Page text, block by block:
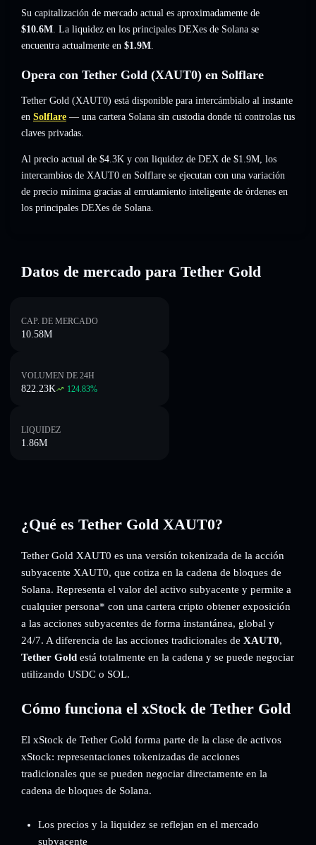
Su capitalización de mercado actual es aproximadamente de
$10.6M. La liquidez en los principales DEXes de Solana se
encuentra actualmente en $1.9M.
Opera con Tether Gold (XAUT0) en Solflare
Tether Gold (XAUT0) está disponible para intercámbialo al instante
en Solflare — una cartera Solana sin custodia donde tú controlas tus
claves privadas.
Al precio actual de $4.3K y con liquidez de DEX de $1.9M, los
intercambios de XAUT0 en Solflare se ejecutan con una variación
de precio mínima gracias al enrutamiento inteligente de órdenes en
los principales DEXes de Solana.
Datos de mercado para Tether Gold
CAP. DE MERCADO
10.58M
VOLUMEN DE 24H
822.23K 124.83%
LIQUIDEZ
1.86M
¿Qué es Tether Gold XAUT0?
Tether Gold XAUT0 es una versión tokenizada de la acción
subyacente XAUT0, que cotiza en la cadena de bloques de
Solana. Representa el valor del activo subyacente y permite a
cualquier persona* con una cartera cripto obtener exposición
a las acciones subyacentes de forma instantánea, global y
24/7. A diferencia de las acciones tradicionales de XAUT0,
Tether Gold está totalmente en la cadena y se puede negociar
utilizando USDC o SOL.
Cómo funciona el xStock de Tether Gold
El xStock de Tether Gold forma parte de la clase de activos
xStock: representaciones tokenizadas de acciones
tradicionales que se pueden negociar directamente en la
cadena de bloques de Solana.
Los precios y la liquidez se reflejan en el mercado
subyacente